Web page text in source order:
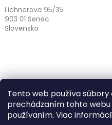
Tento web používa súbory
prechádzaním tohto webu
používaním. Viac
Lichnerova 95/35
903 01 Senec
Slovensko